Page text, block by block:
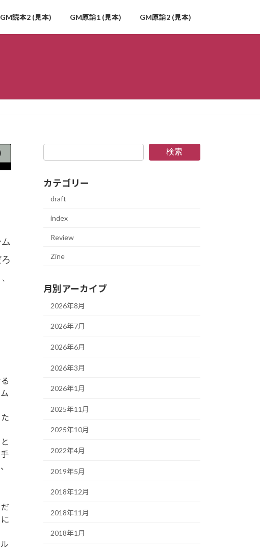
GM読本2 (見本) GM原論1 (見本) GM原論2 (見本)
検索
カテゴリー
draft
index
Review
Zine
月別アーカイブ
2026年8月
2026年7月
2026年6月
2026年3月
2026年1月
2025年11月
2025年10月
2022年4月
2019年5月
2018年12月
2018年11月
2018年1月